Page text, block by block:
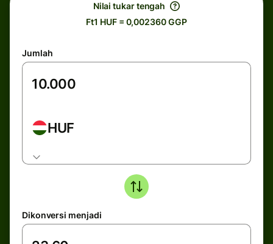
Nilai tukar tengah
Ft1 HUF = 0,002360 GGP
Jumlah
HUF
Dikonversi menjadi